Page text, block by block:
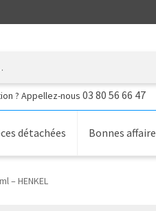
? Appellez-nous 03 80 56 66 47
détachées Bonnes
– HENKEL